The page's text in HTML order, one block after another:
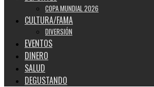
COPA MUNDIAL 2026
CULTURA/FAMA
DIVERSIÓN
EVENTOS
DINERO
SALUD
DEGUSTANDO